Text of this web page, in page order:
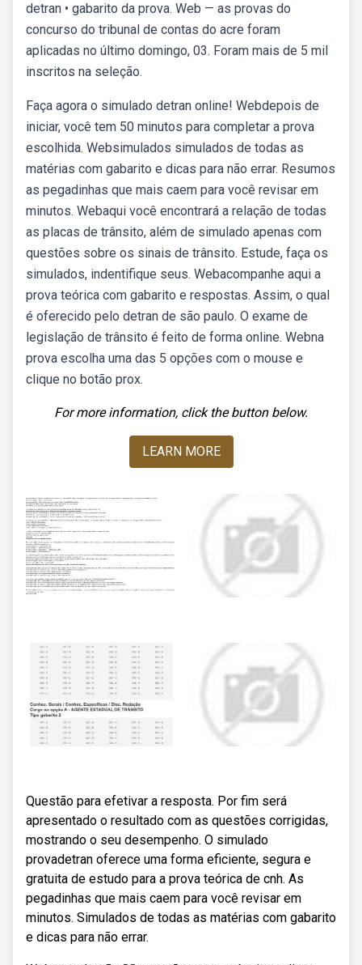
detran • gabarito da prova. Web — as provas do
concurso do tribunal de contas do acre foram
aplicadas no último domingo, 03. Foram mais de 5 mil
inscritos na seleção.
Faça agora o simulado detran online! Webdepois de
iniciar, você tem 50 minutos para completar a prova
escolhida. Websimulados simulados de todas as
matérias com gabarito e dicas para não errar. Resumos
as pegadinhas que mais caem para você revisar em
minutos. Webaqui você encontrará a relação de todas
as placas de trânsito, além de simulado apenas com
questões sobre os sinais de trânsito. Estude, faça os
simulados, indentifique seus. Webacompanhe aqui a
prova teórica com gabarito e respostas. Assim, o qual
é oferecido pelo detran de são paulo. O exame de
legislação de trânsito é feito de forma online. Webna
prova escolha uma das 5 opções com o mouse e
clique no botão prox.
For more information, click the button below.
LEARN MORE
Questão para efetivar a resposta. Por fim será
apresentado o resultado com as questões corrigidas,
mostrando o seu desempenho. O simulado
provadetran oferece uma forma eficiente, segura e
gratuita de estudo para a prova teórica de cnh. As
pegadinhas que mais caem para você revisar em
minutos. Simulados de todas as matérias com gabarito
e dicas para não errar.